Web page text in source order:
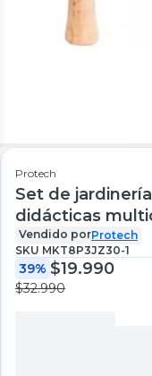
Protech
Set de
didácticas
Vendido porProtech
SKU MKT8P3JZ30-1
39% $19.990
$32.990